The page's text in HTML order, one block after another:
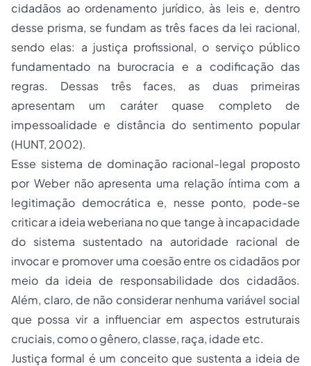
cidadãos ao ordenamento jurídico, às leis e, dentro
desse prisma, se fundam as três faces da lei racional,
sendo elas: a justiça profissional, o serviço público
fundamentado na burocracia e a codificação das
regras. Dessas três faces, as duas primeiras
apresentam um caráter quase completo de
impessoalidade e distância do sentimento popular
(HUNT, 2002).
Esse sistema de dominação racional-legal proposto
por Weber não apresenta uma relação íntima com a
legitimação democrática e, nesse ponto, pode-se
criticar a ideia weberiana no que tange à incapacidade
do sistema sustentado na autoridade racional de
invocar e promover uma coesão entre os cidadãos por
meio da ideia de responsabilidade dos cidadãos.
Além, claro, de não considerar nenhuma variável social
que possa vir a influenciar em aspectos estruturais
cruciais, como o gênero, classe, raça, idade etc.
Justiça formal é um conceito que sustenta a ideia de